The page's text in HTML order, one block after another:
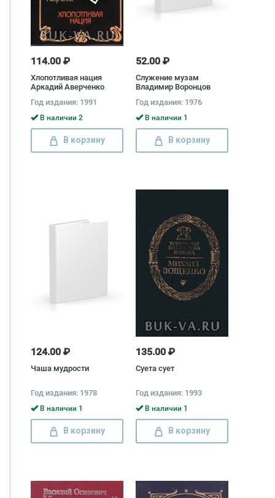
114.00 ₽
Хлопотливая нация
Аркадий Аверченко
Год издания: 1991
В наличии 2
В корзину
52.00 ₽
Служение музам
Владимир Воронцов
Год издания: 1976
В наличии 1
В корзину
124.00 ₽
Чаша мудрости
Год издания: 1978
В наличии 1
В корзину
135.00 ₽
Суета сует
Год издания: 1993
В наличии 1
В корзину